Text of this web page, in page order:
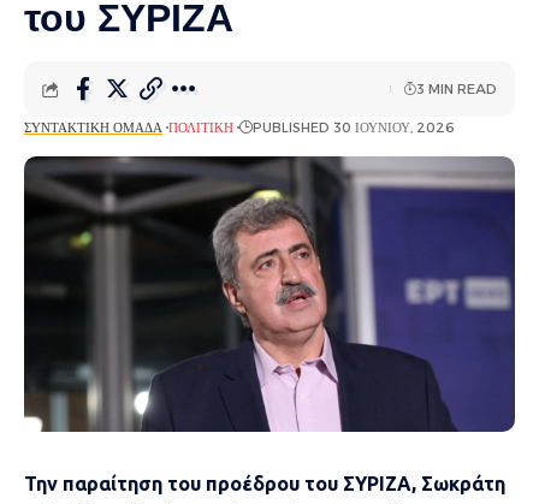
του ΣΥΡΙΖΑ
ΣΥΝΤΑΚΤΙΚΉ ΟΜΆΔΑ ΠΟΛΙΤΙΚΉ PUBLISHED 30 ΙΟΥΝΊΟΥ, 2026
3 MIN READ
Την παραίτηση του προέδρου του ΣΥΡΙΖΑ, Σωκράτη